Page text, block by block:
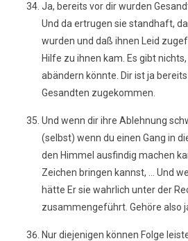
Ja, bereits vor dir wurden
Und da ertrugen sie standhaft,
wurden und daß ihnen Leid
Hilfe zu ihnen kam. Es gibt
abändern könnte. Dir ist ja
Gesandten zugekommen.
Und wenn dir ihre Ablehnung
(selbst) wenn du einen Gang in
den Himmel ausfindig machen
Zeichen bringen kannst, ... Und
hätte Er sie wahrlich unter der
zusammengeführt. Gehöre also
Nur diejenigen können Folge